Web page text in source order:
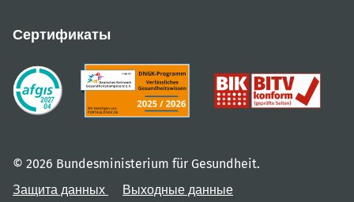
Сертификаты
© 2026 Bundesministerium für Gesundheit.
Защита данных
Выходные данные